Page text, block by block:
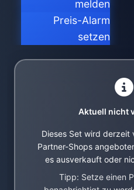
melden
Preis-Alarm
setzen
Aktuell nicht
Dieses Set wird derzeit
Partner-Shops
es ausverkauft oder
Tipp: Setze einen